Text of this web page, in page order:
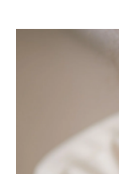
moda & ljepota